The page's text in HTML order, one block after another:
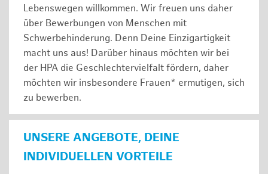
Lebenswegen willkommen. Wir freuen uns daher
über Bewerbungen von Menschen mit
Schwerbehinderung. Denn Deine Einzigartigkeit
macht uns aus! Darüber hinaus möchten wir bei
der HPA die Geschlechtervielfalt fördern, daher
möchten wir insbesondere Frauen* ermutigen, sich
zu bewerben.
UNSERE ANGEBOTE, DEINE
INDIVIDUELLEN VORTEILE